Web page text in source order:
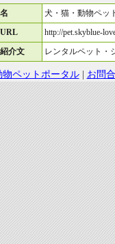
犬・猫・動物ペッ
http://pet.skyblue-
介文 レンタルペット・
ペットポータル| お問